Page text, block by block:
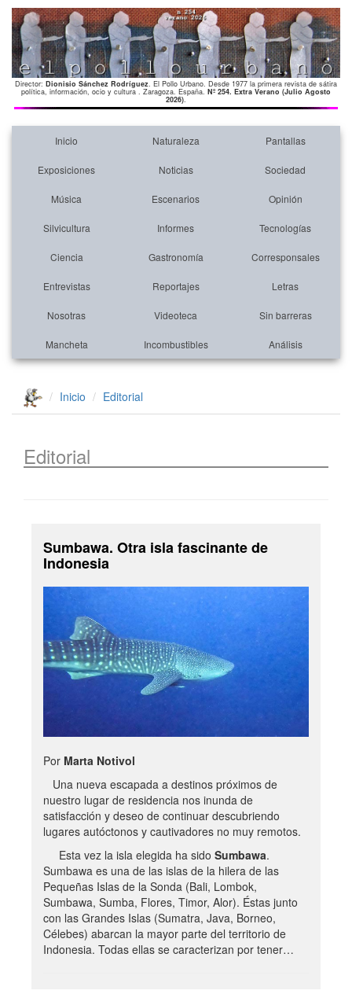
Director: Dionisio Sánchez Rodríguez. El Pollo Urbano. Desde 1977 la primera revista de sátira
política, información, ocio y cultura . Zaragoza. España. Nº 254. Extra Verano (Julio Agosto
2026).
Inicio Naturaleza Pantallas
Exposiciones Noticias Sociedad
Música Escenarios Opinión
Silvicultura Informes Tecnologías
Ciencia Gastronomía Corresponsales
Entrevistas Reportajes Letras
Nosotras Videoteca Sin barreras
Mancheta Incombustibles Análisis
Inicio Editorial
Editorial
Sumbawa. Otra isla fascinante de
Indonesia
Por Marta Notivol
Una nueva escapada a destinos próximos de
nuestro lugar de residencia nos inunda de
satisfacción y deseo de continuar descubriendo
lugares autóctonos y cautivadores no muy remotos.
Esta vez la isla elegida ha sido Sumbawa.
Sumbawa es una de las islas de la hilera de las
Pequeñas Islas de la Sonda (Bali, Lombok,
Sumbawa, Sumba, Flores, Timor, Alor). Éstas junto
con las Grandes Islas (Sumatra, Java, Borneo,
Célebes) abarcan la mayor parte del territorio de
Indonesia. Todas ellas se caracterizan por tener…